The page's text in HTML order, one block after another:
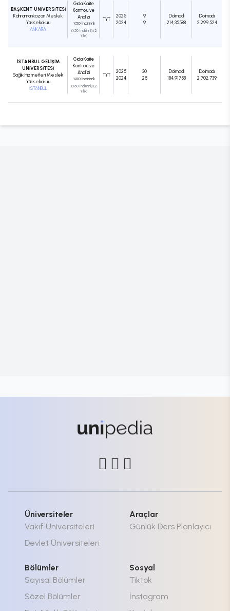
BAŞKENT ÜNİVERSİTESİ
Kahramankazan Meslek
Yüksekokulu
ANKARA
Gıda Kalite
Kontrolü ve
Analizi
%50 İndirimli
(%50 İndirimli) (2
Yıllık)
TYT
2025
2024
9
9
Dolmadı
214,35588
Dolmadı
2.299.524
İSTANBUL GELİŞİM
ÜNİVERSİTESİ
Sağlık Hizmetleri Meslek
Yüksekokulu
İSTANBUL
Gıda Kalite
Kontrolü ve
Analizi
%50 İndirimli
(%50 İndirimli) (2
Yıllık)
TYT
2025
2024
30
25
Dolmadı
184,91758
Dolmadı
2.702.739
Üniversiteler
Vakıf Üniversiteleri
Devlet Üniversiteleri
Araçlar
Günlük Ders Planlayıcı
Bölümler
Sayısal Bölümler
Sözel Bölümler
Sosyal
Tiktok
İnstagram